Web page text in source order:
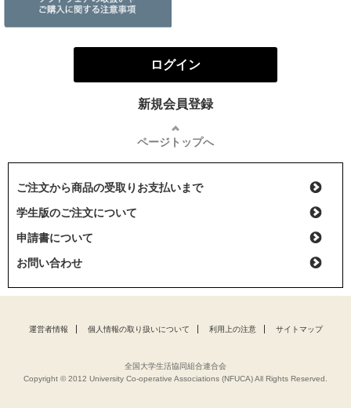
ログイン
新規会員登録
ページトップへ
ご注文から商品の受取りお支払いまで
学生版のご注文について
申請書について
お問い合わせ
運営者情報 個人情報の取り扱いについて 利用上の注意 サイトマップ
全国大学生活協同組合連合会
Copyright © 2012 University Co-operative Associations (NFUCA) All Rights Reserved.